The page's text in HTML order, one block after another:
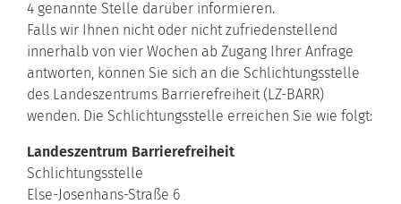
4 genannte Stelle darüber informieren.
Falls wir Ihnen nicht oder nicht zufriedenstellend
innerhalb von vier Wochen ab Zugang Ihrer Anfrage
antworten, können Sie sich an die Schlichtungsstelle
des Landeszentrums Barrierefreiheit (LZ-BARR)
wenden. Die Schlichtungsstelle erreichen Sie wie folgt:
Landeszentrum Barrierefreiheit
Schlichtungsstelle
Else-Josenhans-Straße 6